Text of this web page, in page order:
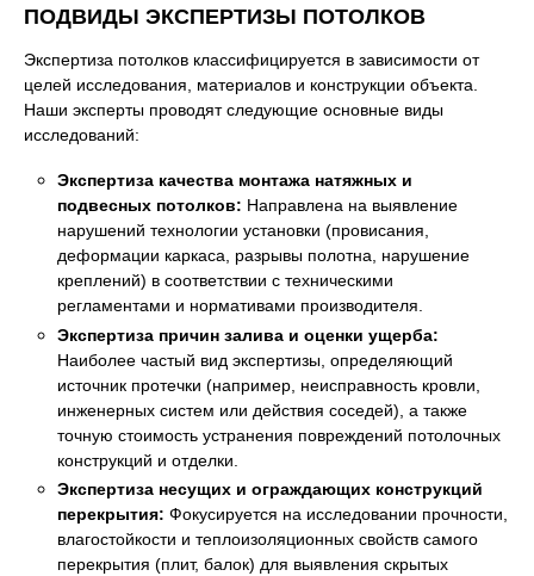
ПОДВИДЫ ЭКСПЕРТИЗЫ ПОТОЛКОВ
Экспертиза потолков классифицируется в зависимости от
целей исследования, материалов и конструкции объекта.
Наши эксперты проводят следующие основные виды
исследований:
Экспертиза качества монтажа натяжных и
подвесных потолков: Направлена на выявление
нарушений технологии установки (провисания,
деформации каркаса, разрывы полотна, нарушение
креплений) в соответствии с техническими
регламентами и нормативами производителя.
Экспертиза причин залива и оценки ущерба:
Наиболее частый вид экспертизы, определяющий
источник протечки (например, неисправность кровли,
инженерных систем или действия соседей), а также
точную стоимость устранения повреждений потолочных
конструкций и отделки.
Экспертиза несущих и ограждающих конструкций
перекрытия: Фокусируется на исследовании прочности,
влагостойкости и теплоизоляционных свойств самого
перекрытия (плит, балок) для выявления скрытых